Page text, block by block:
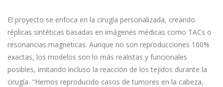
El proyecto se enfoca en la cirugía personalizada, creando
réplicas sintéticas basadas en imágenes médicas como TACs o
resonancias magnéticas. Aunque no son reproducciones 100%
exactas, los modelos son lo más realistas y funcionales
posibles, imitando incluso la reacción de los tejidos durante la
cirugía. "Hemos reproducido casos de tumores en la cabeza,